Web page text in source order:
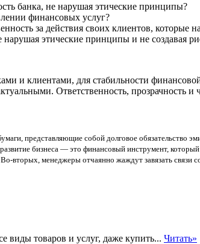
банка, не нарушая этические принципы?
финансовых услуг?
за действия своих клиентов, которые
этические принципы и не создавая
и клиентами, для стабильности
Ответственность,
представляющие собой долговое обязательство
бизнеса — это финансовый инструмент,
Во-вторых, менеджеры отчаянно жаждут завязать связи
виды товаров и услуг, даже купить... Читать»